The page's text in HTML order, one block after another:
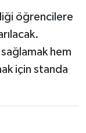
öğrencilere
hem
için standa